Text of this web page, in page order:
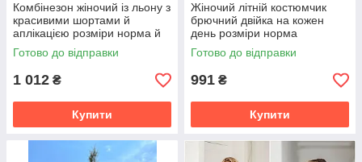
Комбінезон жіночий із льону з
красивими шортами й
аплікацією розміри норма й
батал
Готово до відправки
1 012 ₴
Купити
Жіночий літній костюмчик
брючний двійка на кожен
день розміри норма
Готово до відправки
991 ₴
Купити